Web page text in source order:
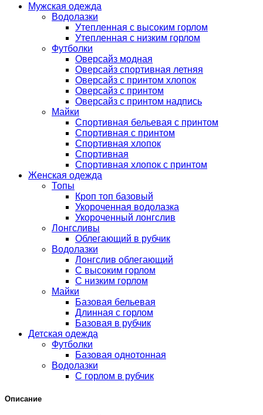
Мужская одежда
Водолазки
Утепленная с высоким горлом
Утепленная с низким горлом
Футболки
Оверсайз модная
Оверсайз спортивная летняя
Оверсайз с принтом хлопок
Оверсайз с принтом
Оверсайз с принтом надпись
Майки
Спортивная бельевая с принтом
Спортивная с принтом
Спортивная хлопок
Спортивная
Спортивная хлопок с принтом
Женская одежда
Топы
Кроп топ базовый
Укороченная водолазка
Укороченный лонгслив
Лонгсливы
Облегающий в рубчик
Водолазки
Лонгслив облегающий
С высоким горлом
С низким горлом
Майки
Базовая бельевая
Длинная с горлом
Базовая в рубчик
Детская одежда
Футболки
Базовая однотонная
Водолазки
С горлом в рубчик
Описание